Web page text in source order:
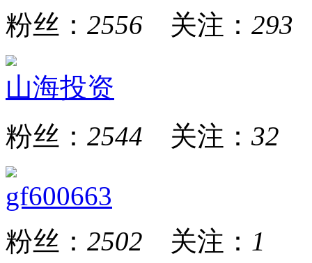
粉丝： 2556 关注： 293
山海投资
粉丝： 2544 关注： 32
gf600663
粉丝： 2502 关注： 1